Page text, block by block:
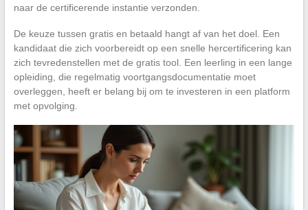
naar de certificerende instantie verzonden.
De keuze tussen gratis en betaald hangt af van het doel. Een
kandidaat die zich voorbereidt op een snelle hercertificering kan
zich tevredenstellen met de gratis tool. Een leerling in een lange
opleiding, die regelmatig voortgangsdocumentatie moet
overleggen, heeft er belang bij om te investeren in een platform
met opvolging.